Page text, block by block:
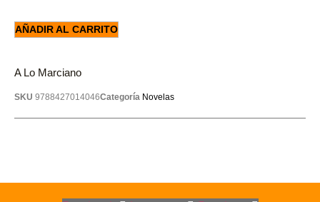
AÑADIR AL CARRITO
A Lo Marciano
SKU 9788427014046Categoría Novelas